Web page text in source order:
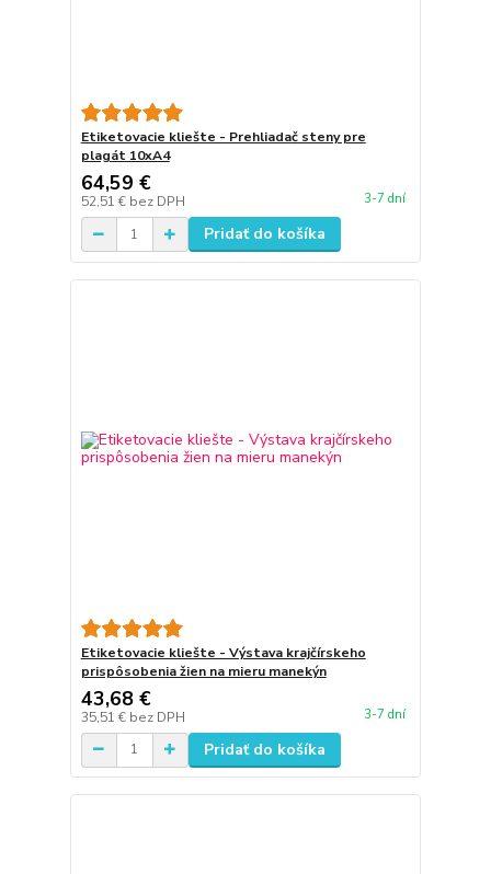
Etiketovacie kliešte - Prehliadač steny pre
plagát 10xA4
64,59 €
52,51 € bez DPH 3-7 dní
Pridať do košíka
Etiketovacie kliešte - Výstava krajčírskeho
prispôsobenia žien na mieru manekýn
43,68 €
35,51 € bez DPH 3-7 dní
Pridať do košíka